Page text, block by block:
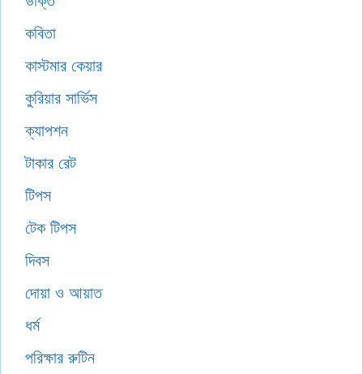
কবিতা
কাস্টমার কেয়ার
কুরিয়ার সার্ভিস
ক্যাপশন
টাকার রেট
টিপস
টেক টিপস
দিবস
দোয়া ও আয়াত
ধর্ম
পরিক্ষার রুটিন